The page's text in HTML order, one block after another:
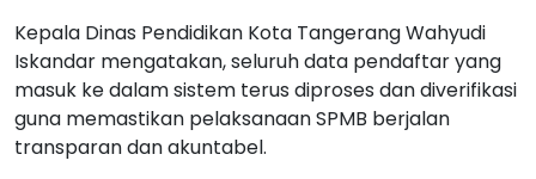
Kepala Dinas Pendidikan Kota Tangerang Wahyudi
Iskandar mengatakan, seluruh data pendaftar yang
masuk ke dalam sistem terus diproses dan diverifikasi
guna memastikan pelaksanaan SPMB berjalan
transparan dan akuntabel.